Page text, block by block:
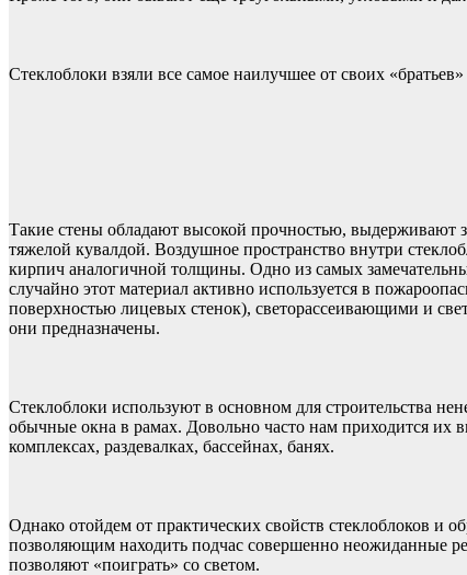
Стеклоблоки взяли все самое наилучшее от своих
Такие стены обладают высокой прочностью, выдерживают
тяжелой кувалдой. Воздушное пространство внутри
кирпич аналогичной толщины. Одно из самых
случайно этот материал активно используется в
поверхностью лицевых стенок), светорассеивающими и
они предназначены.
Стеклоблоки используют в основном для строительства
обычные окна в рамах. Довольно часто нам приходится их
комплексах, раздевалках, бассейнах, банях.
Однако отойдем от практических свойств стеклоблоков и
позволяющим находить подчас совершенно неожиданные
позволяют «поиграть» со светом.